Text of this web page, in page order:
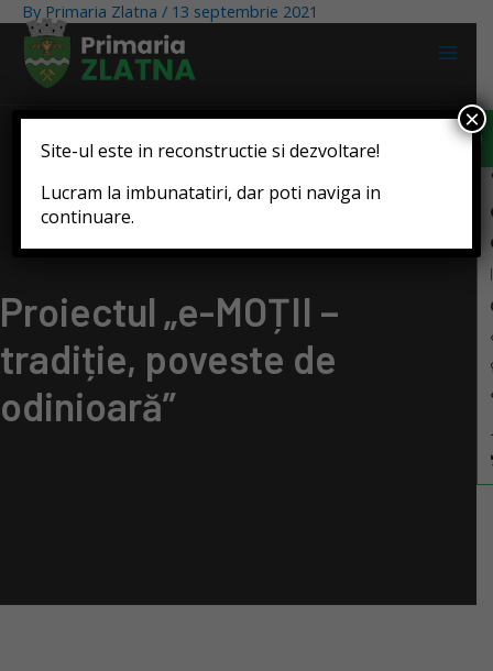
By Primaria Zlatna / 13 septembrie 2021
Proiectul „e-MOȚII –
tradiție, poveste de
odinioară”
Site-ul este in reconstructie si dezvoltare!
Lucram la imbunatatiri, dar poti naviga in
continuare.
×